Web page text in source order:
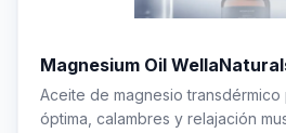
Magnesium Oil
Aceite de magnesio transdérmico
óptima, calambres y relajación